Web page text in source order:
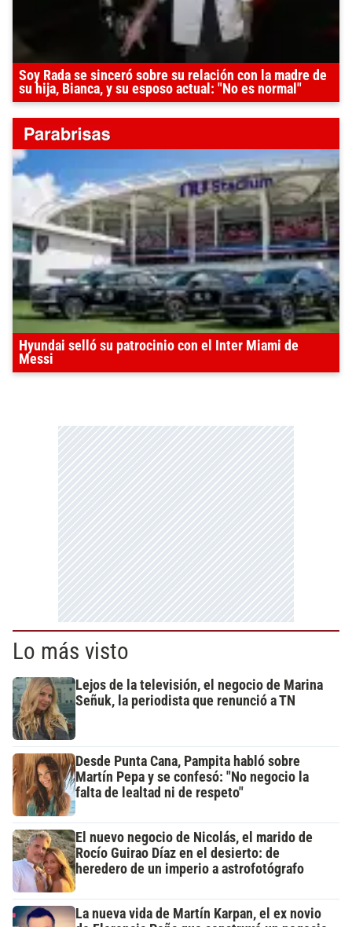
Soy Rada se sinceró sobre su relación con la madre de
su hija, Bianca, y su esposo actual: "No es normal"
Hyundai selló su patrocinio con el Inter Miami de
Messi
Lo más visto
Lejos de la televisión, el negocio de Marina
Señuk, la periodista que renunció a TN
Desde Punta Cana, Pampita habló sobre
Martín Pepa y se confesó: "No negocio la
falta de lealtad ni de respeto"
El nuevo negocio de Nicolás, el marido de
Rocío Guirao Díaz en el desierto: de
heredero de un imperio a astrofotógrafo
La nueva vida de Martín Karpan, el ex novio